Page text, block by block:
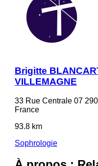
Brigitte
VILLEMAGNE
33 Rue Centrale 07
France
93.8 km
Sophrologie